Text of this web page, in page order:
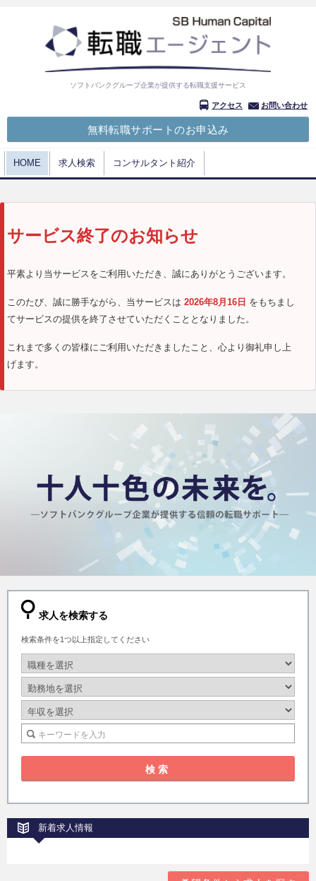
ソフトバンクグループ企業が提供する転職支援サービス
アクセス お問い合わせ
無料転職サポートのお申込み
HOME 求人検索 コンサルタント紹介
サービス終了のお知らせ
平素より当サービスをご利用いただき、誠にありがとうございます。
このたび、誠に勝手ながら、当サービスは 2026年8月16日 をもちまし
てサービスの提供を終了させていただくこととなりました。
これまで多くの皆様にご利用いただきましたこと、心より御礼申し上
げます。
求人を検索する
検索条件を1つ以上指定してください
新着求人情報